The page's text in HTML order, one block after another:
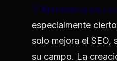
2. Marketing de
especialmente
solo mejora el SEO,
su campo. La